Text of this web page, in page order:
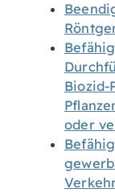
Biozid-
oder